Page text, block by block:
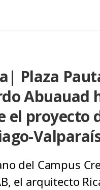
Plaza
Abuauad
el proyecto
del Campus
el arquitecto